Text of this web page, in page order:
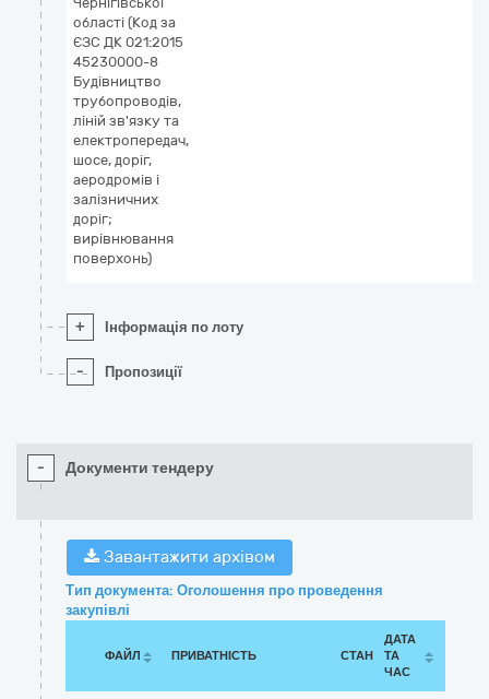
області (Код за
ЄЗС ДК 021:2015
45230000-8
Будівництво
трубопроводів,
ліній зв'язку та
електропередач,
шосе, доріг,
аеродромів і
залізничних
доріг;
вирівнювання
поверхонь)
+ Інформація по лоту
- Пропозиції
- Документи тендеру
Завантажити архівом
Тип документа: Оголошення про проведення
закупівлі
ФАЙЛ ПРИВАТНІСТЬ СТАН
ДАТА
ТА
ЧАС